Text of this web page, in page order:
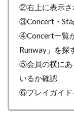
②右上に表示さ
③Concert・
④Concert一覧
Runway」を探
⑤会員の横にあ
いるか確認
⑥プレイガイド